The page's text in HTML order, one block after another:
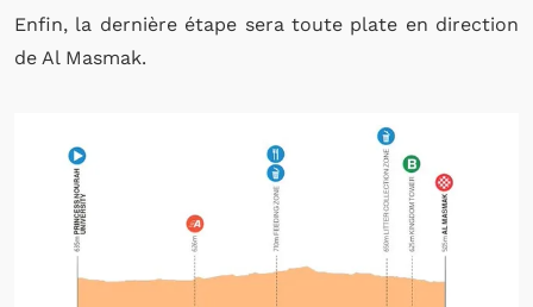
Enfin, la dernière étape sera toute plate en direction
de Al Masmak.